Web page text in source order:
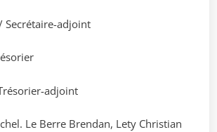
Secrétaire-adjoint
adjoint
Le Berre Brendan, Lety Christian